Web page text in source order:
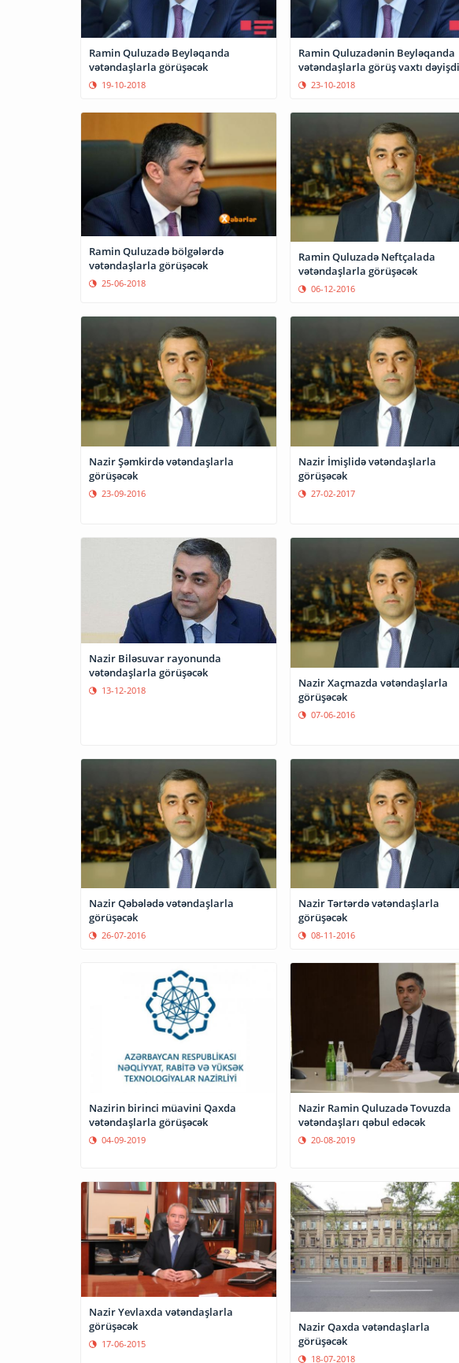
Ramin Quluzadə Beyləqanda
vətəndaşlarla görüşəcək
19-10-2018
Ramin Quluzadənin Beyləqanda
vətəndaşlarla görüş vaxtı dəyişdi
23-10-2018
Ramin Quluzadə bölgələrdə
vətəndaşlarla görüşəcək
25-06-2018
Ramin Quluzadə Neftçalada
vətəndaşlarla görüşəcək
06-12-2016
Nazir Şəmkirdə vətəndaşlarla
görüşəcək
23-09-2016
Nazir İmişlidə vətəndaşlarla
görüşəcək
27-02-2017
Nazir Biləsuvar rayonunda
vətəndaşlarla görüşəcək
13-12-2018
Nazir Xaçmazda vətəndaşlarla
görüşəcək
07-06-2016
‎Nazir‬ Qəbələdə vətəndaşlarla
görüşəcək
26-07-2016
Nazir Tərtərdə vətəndaşlarla
görüşəcək
08-11-2016
Nazirin birinci müavini Qaxda
vətəndaşlarla görüşəcək
04-09-2019
Nazir Ramin Quluzadə Tovuzda
vətəndaşları qəbul edəcək
20-08-2019
Nazir Yevlaxda vətəndaşlarla
görüşəcək
17-06-2015
Nazir Qaxda vətəndaşlarla
görüşəcək
18-07-2018